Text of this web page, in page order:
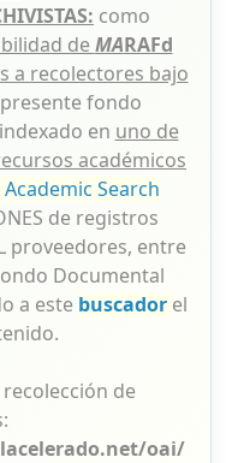
como
deMARAFd
a recolectores bajo
fondo
en uno de
académicos
Search
de registros
proveedores, entre
Documental
a este buscador el
de
oai/